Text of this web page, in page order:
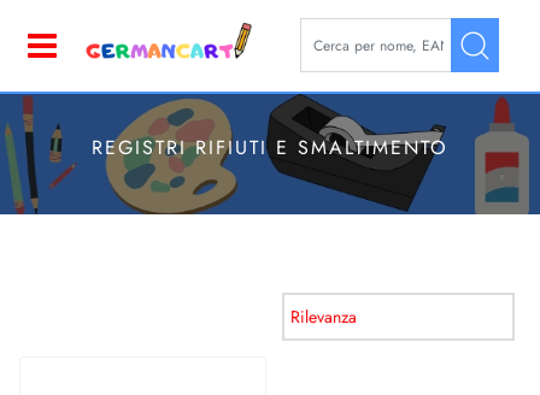
La modifica di un filtro
REGISTRI RIFIUTI E SMALTIMENTO